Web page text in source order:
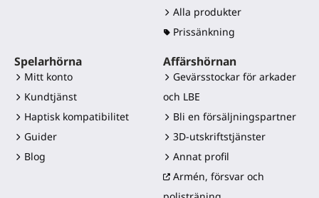
Alla produkter
Prissänkning
Spelarhörna
Mitt konto
Kundtjänst
Haptisk kompatibilitet
Guider
Blog
Affärshörnan
Gevärsstockar för arkader
och LBE
Bli en försäljningspartner
3D-utskriftstjänster
Annat profil
Armén, försvar och